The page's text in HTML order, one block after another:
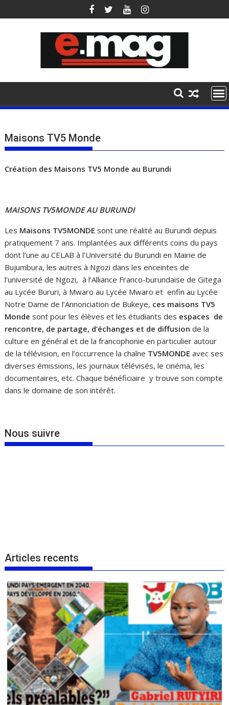
to
Maisons TV5 Monde
Création des Maisons TV5 Monde au Burundi
MAISONS TV5MONDE AU BURUNDI
Les Maisons TV5MONDE sont une réalité au Burundi depuis
pratiquement 7 ans. Implantées aux différents coins du pays
dont l’une au CELAB à l’Université du Burundi en Mairie de
Bujumbura, les autres à Ngozi dans les enceintes de
l’université de Ngozi, à l’Alliance Franco-burundaise de Gitega
au Lycée Bururi, à Mwaro au Lycée Mwaro et enfin au Lycée
Notre Dame de l’Annonciation de Bukeye, ces maisons TV5
Monde sont pour les élèves et les étudiants des espaces de
rencontre, de partage, d’échanges et de diffusion de la
culture en général et de la francophonie en particulier autour
de la télévision, en l’occurrence la chaîne TV5MONDE avec ses
diverses émissions, les journaux télévisés, le cinéma, les
documentaires, etc. Chaque bénéficiaire y trouve son compte
dans le domaine de son intérêt.
Nous suivre
Articles recents